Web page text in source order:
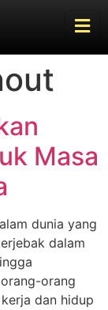
Masa
dunia yang
dalam
orang
dan hidup